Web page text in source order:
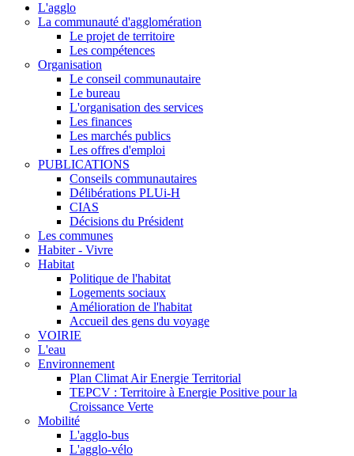
L'agglo
La communauté d'agglomération
Le projet de territoire
Les compétences
Organisation
Le conseil communautaire
Le bureau
L'organisation des services
Les finances
Les marchés publics
Les offres d'emploi
PUBLICATIONS
Conseils communautaires
Délibérations PLUi-H
CIAS
Décisions du Président
Les communes
Habiter - Vivre
Habitat
Politique de l'habitat
Logements sociaux
Amélioration de l'habitat
Accueil des gens du voyage
VOIRIE
L'eau
Environnement
Plan Climat Air Energie Territorial
TEPCV : Territoire à Energie Positive pour la
Croissance Verte
Mobilité
L'agglo-bus
L'agglo-vélo